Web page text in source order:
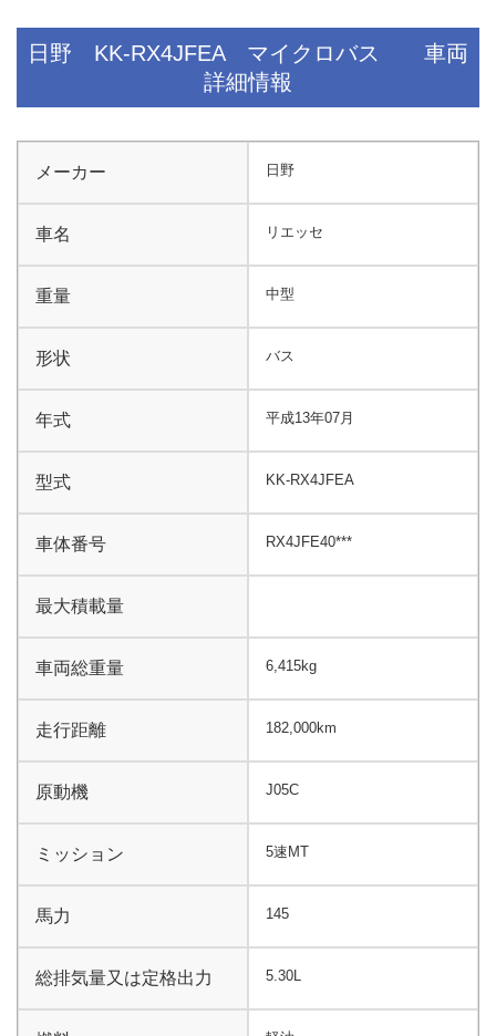
日野 KK-RX4JFEA マイクロバス 車両
詳細情報
メーカー 日野
車名 リエッセ
重量 中型
形状 バス
年式 平成13年07月
型式 KK-RX4JFEA
車体番号 RX4JFE40***
最大積載量
車両総重量 6,415kg
走行距離 182,000km
原動機 J05C
ミッション 5速MT
馬力 145
総排気量又は定格出力 5.30L